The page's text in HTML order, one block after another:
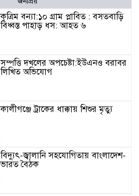
কৃত্রিম বন্যা:১০ গ্রাম প্লাবিত : বসতবাড়ি
বিধ্বস্ত পাহাড় ধস: আহত ৬
সম্পত্তি দখলের অপচেষ্টা:ইউএনও বরাবর
লিখিত অভিযোগ
কালীগঞ্জে ট্রাকের ধাক্কায় শিশুর মৃত্যু
বিদ্যুৎ-জ্বালানি সহযোগিতায় বাংলাদেশ-
ভারত বৈঠক